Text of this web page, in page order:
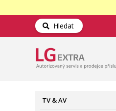
Hledat
TV & AV